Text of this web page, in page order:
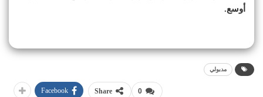
أوسع.
مدبولي
0
Share
Facebook